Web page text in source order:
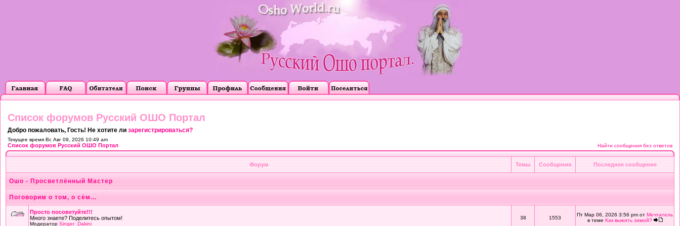
Список форумов Русский ОШО Портал
Добро пожаловать, Гость! Не хотите ли зарегистрироваться?
Текущее время Вс Авг 09, 2026 10:49 am
Список форумов Русский ОШО Портал Найти сообщения без ответов
Форум Темы Сообщения Последнее сообщение
Ошо - Просветлённый Мастер
Поговорим о том, о сём...
Просто посоветуйте!!!
Много знаете? Поделитесь опытом!
Модератор Singer_Dakini
38 1553
Пт Мар 06, 2026 3:56 pm от Мечтатель
в теме Как выжить зимой?